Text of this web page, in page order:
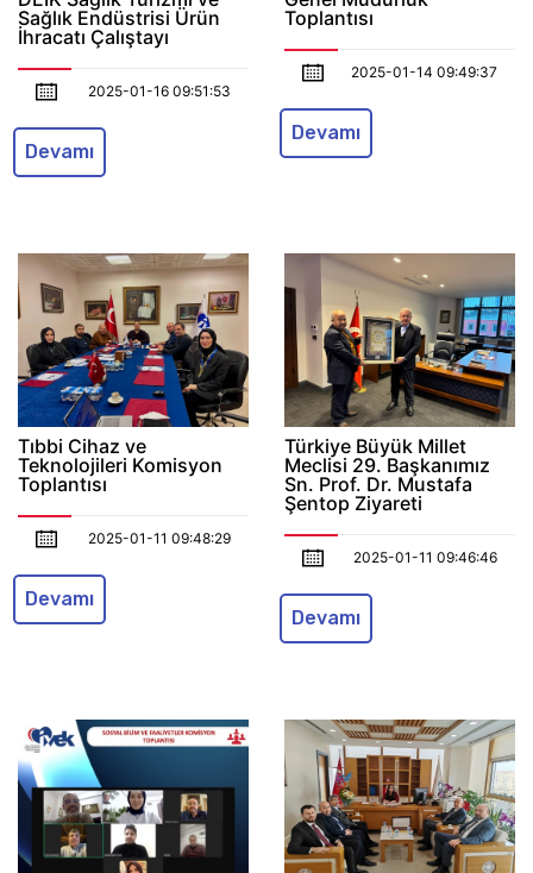
Sağlık Endüstrisi Ürün
İhracatı Çalıştayı
2025-01-16 09:51:53
Devamı
Toplantısı
2025-01-14 09:49:37
Devamı
Tıbbi Cihaz ve
Teknolojileri Komisyon
Toplantısı
2025-01-11 09:48:29
Devamı
Türkiye Büyük Millet
Meclisi 29. Başkanımız
Sn. Prof. Dr. Mustafa
Şentop Ziyareti
2025-01-11 09:46:46
Devamı